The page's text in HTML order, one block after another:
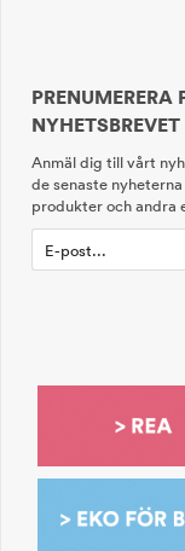
PRENUMERERA
NYHETSBREVET
Anmäl dig till vårt
de senaste
produkter och andra